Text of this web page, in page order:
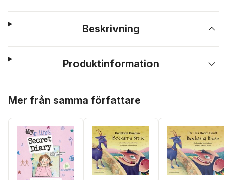
Beskrivning
Produktinformation
Mer från samma författare